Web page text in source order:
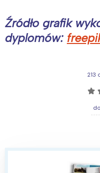
Źródło grafik
dyplomów:
213
☆